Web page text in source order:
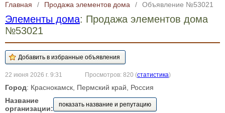
Главная / Продажа элементов дома / Объявление №53021
Элементы дома: Продажа элементов дома
№53021
22 июня 2026 г. 9:31 Просмотров: 820 (статистика)
Город: Краснокамск, Пермский край, Россия
Название
организации:
показать название и репутацию